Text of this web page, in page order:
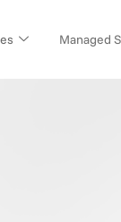
Managed